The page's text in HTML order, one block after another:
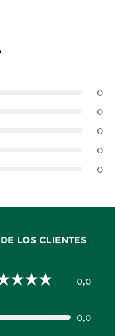
0
0
0
0
0
LOS CLIENTES
0,0
0,0